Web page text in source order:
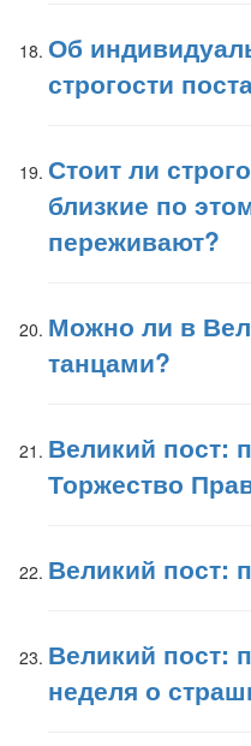
Об
строгости
Стоит ли
близкие по
переживают?
Можно ли в
танцами?
Великий пост:
Торжество
Великий пост:
Великий пост:
неделя о